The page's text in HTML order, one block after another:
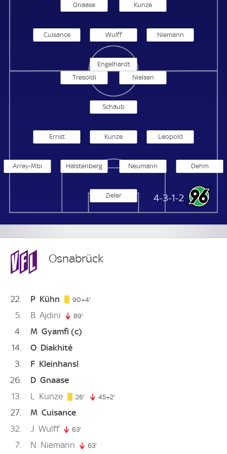
Gnaase Kunze
Cuisance Wulff Niemann
Engelhardt
Hannover 96
4-3-1-2
Zieler
Dehm
Neumann
Halstenberg
Arrey-Mbi
Leopold
Kunze
Ernst
Schaub
Nielsen
Tresoldi
Osnabrück
22 P Kühn 90+4'
5 B Ajdini 89'
4 M Gyamfi (c)
14
O Diakhité
3
F Kleinhansl
26
D Gnaase
13
L Kunze 26' 26. minute
45+2'
27 M Cuisance
32
J Wulff 63'
7 N Niemann 63'